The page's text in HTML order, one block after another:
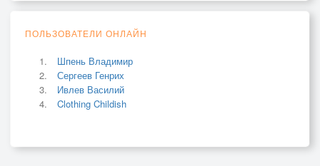
ПОЛЬЗОВАТЕЛИ ОНЛАЙН
Шпень Владимир
Сергеев Генрих
Ивлев Василий
Clothing Childish